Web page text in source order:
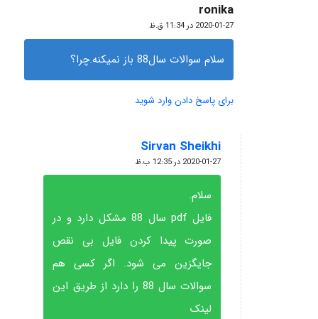
ronika
گفته:
2020-01-27 در 11:34 ق.ظ
سلام سوالات سال88 باز نمیکنه.چرا؟
برای پاسخ دادن وارد شوید
Sirvan Sheikhi
گفته:
2020-01-27 در 12:35 ب.ظ
سلام.
فایل pdf سال 88 مشکل دارد و در
صورت پیدا کردن فایل بی نقص
جایگزین می شود. اگر کسی هم
سوالات سال 88 را دارد از طریق این
لینک